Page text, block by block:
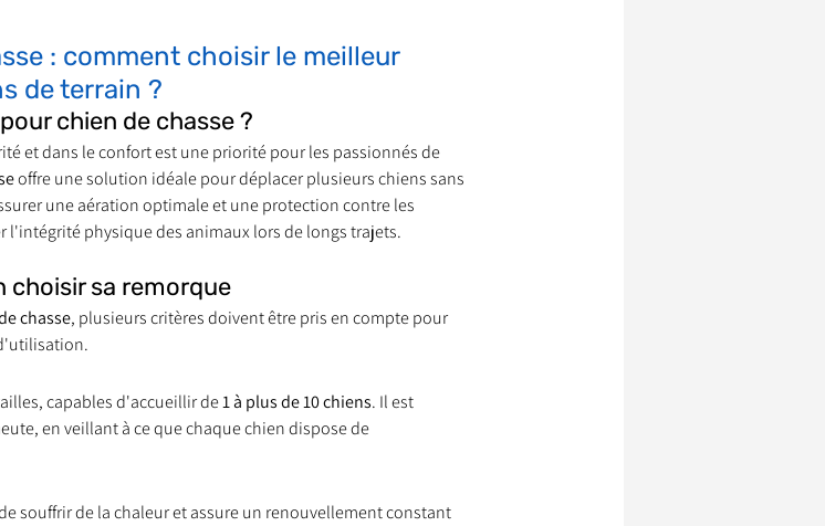
: comment choisir le meilleur
de terrain ?
chien de chasse ?
et dans le confort est une priorité pour les passionnés de
offre une solution idéale pour déplacer plusieurs chiens sans
une aération optimale et une protection contre les
physique des animaux lors de longs trajets.
choisir sa remorque
chasse, plusieurs critères doivent être pris en compte pour
capables d'accueillir de 1 à plus de 10 chiens. Il est
en veillant à ce que chaque chien dispose de
souffrir de la chaleur et assure un renouvellement constant